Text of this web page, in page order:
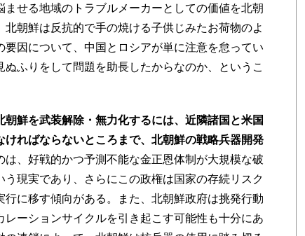
せる地域のトラブルメーカーとしての価値を北朝
朝鮮は反抗的で手の焼ける子供じみたお荷物のよ
要因について、中国とロシアが単に注意を怠ってい
ふりをして問題を助長したからなのか、というこ
鮮を武装解除・無力化するには、近隣諸国と米国
ればならないところまで、北朝鮮の戦略兵器開発
は、好戦的かつ予測不能な金正恩体制が大規模な破
現実であり、さらにこの政権は国家の存続リスク
に移す傾向がある。また、北朝鮮政府は挑発行動
ーションサイクルを引き起こす可能性も十分にあ